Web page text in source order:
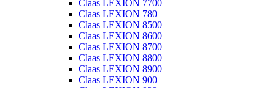
Claas LEXION 7700
Claas LEXION 780
Claas LEXION 8500
Claas LEXION 8600
Claas LEXION 8700
Claas LEXION 8800
Claas LEXION 8900
Claas LEXION 900